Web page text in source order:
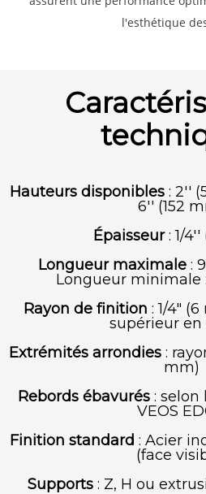
l'esthétique
Hauteurs disponibles : 2''
6'' (152
Épaisseur: 1/4''
Longueur maximale:
Longueur minimale
Rayon de finition : 1/4"
supérieur en
Extrémités arrondies :
mm)
Rebords ébavurés : selon
VEOS
Finition standard : Acier
(face
Supports : Z, H ou